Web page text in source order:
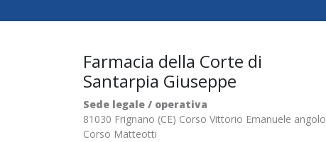
Farmacia della Corte di
Santarpia Giuseppe
Sede legale / operativa
81030 Frignano (CE) Corso Vittorio Emanuele angolo
Corso Matteotti